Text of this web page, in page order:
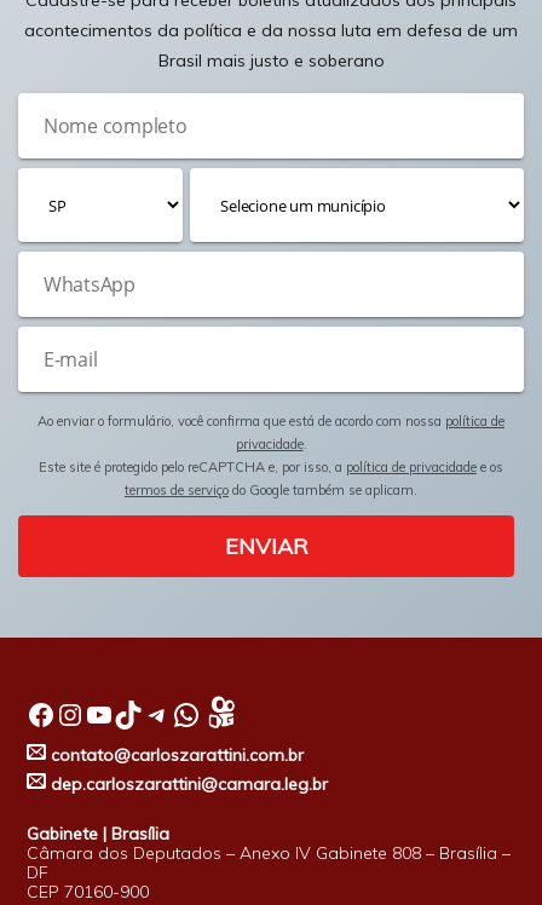
acontecimentos da política e da nossa luta em defesa de um
Brasil mais justo e soberano
Ao enviar o formulário, você confirma que está de acordo com nossa política de
privacidade.
Este site é protegido pelo reCAPTCHA e, por isso, a política de privacidade e os
termos de serviço do Google também se aplicam.
ENVIAR
Facebook InstagramYoutube TikTok Telegram WhatsApp
contato@carloszarattini.com.br
dep.carloszarattini@camara.leg.br
Gabinete | Brasília
Câmara dos Deputados – Anexo IV Gabinete 808 – Brasília –
DF
CEP 70160-900